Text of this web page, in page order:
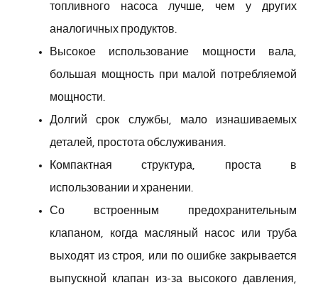
топливного насоса лучше, чем у других
аналогичных продуктов.
Высокое использование мощности вала,
большая мощность при малой потребляемой
мощности.
Долгий срок службы, мало изнашиваемых
деталей, простота обслуживания.
Компактная структура, проста в
использовании и хранении.
Со встроенным предохранительным
клапаном, когда масляный насос или труба
выходят из строя, или по ошибке закрывается
выпускной клапан из-за высокого давления,